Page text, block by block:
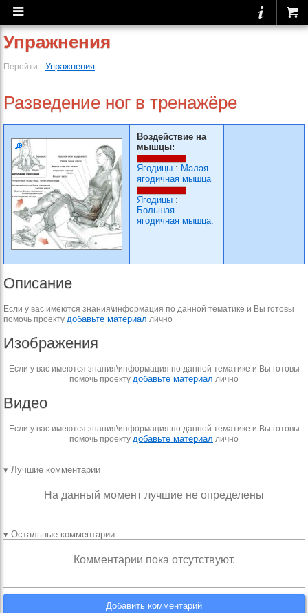
Упражнения
Перейти: Упражнения
Разведение ног в тренажёре
Воздействие на
мышцы:
Ягодицы : Малая
ягодичная мышца
Ягодицы :
Большая
ягодичная мышца.
Описание
Если у вас имеются знания\информация по данной тематике и Вы готовы
помочь проекту добавьте материал лично
Изображения
Если у вас имеются знания\информация по данной тематике и Вы готовы
помочь проекту добавьте материал лично
Видео
Если у вас имеются знания\информация по данной тематике и Вы готовы
помочь проекту добавьте материал лично
▾ Лучшие комментарии
На данный момент лучшие не определены
▾ Остальные комментарии
Комментарии пока отсутствуют.
Добавить комментарий